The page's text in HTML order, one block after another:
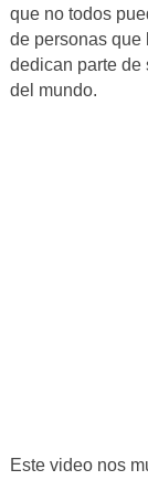
que no todos
de personas que
dedican parte de
del mundo.
Este video nos